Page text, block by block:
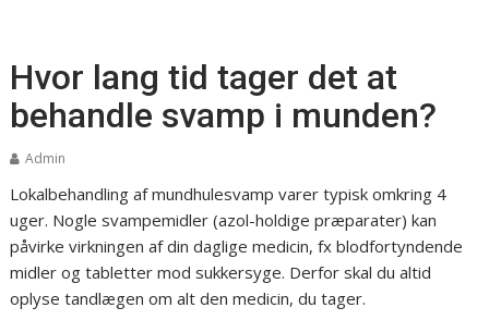
Hvor lang tid tager det at
behandle svamp i munden?
Admin
Lokalbehandling af mundhulesvamp varer typisk omkring 4
uger. Nogle svampemidler (azol-holdige præparater) kan
påvirke virkningen af din daglige medicin, fx blodfortyndende
midler og tabletter mod sukkersyge. Derfor skal du altid
oplyse tandlægen om alt den medicin, du tager.